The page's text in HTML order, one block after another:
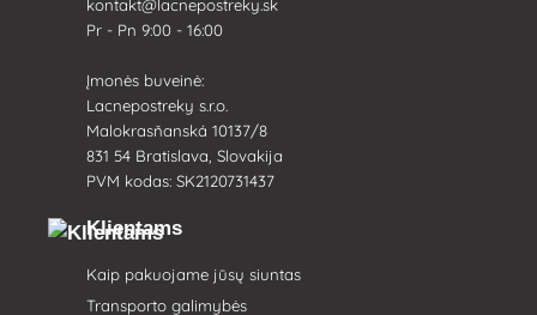
kontakt@lacnepostreky.sk
Pr - Pn 9:00 - 16:00
Įmonės buveinė:
Lacnepostreky s.r.o.
Malokrasňanská 10137/8
831 54 Bratislava, Slovakija
PVM kodas: SK2120731437
Klientams
Kaip pakuojame jūsų siuntas
Transporto galimybės